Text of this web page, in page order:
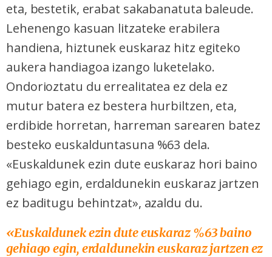
eta, bestetik, erabat sakabanatuta baleude.
Lehenengo kasuan litzateke erabilera
handiena, hiztunek euskaraz hitz egiteko
aukera handiagoa izango luketelako.
Ondorioztatu du errealitatea ez dela ez
mutur batera ez bestera hurbiltzen, eta,
erdibide horretan, harreman sarearen batez
besteko euskalduntasuna %63 dela.
«Euskaldunek ezin dute euskaraz hori baino
gehiago egin, erdaldunekin euskaraz jartzen
ez baditugu behintzat», azaldu du.
«Euskaldunek ezin dute euskaraz %63 baino
gehiago egin, erdaldunekin euskaraz jartzen ez